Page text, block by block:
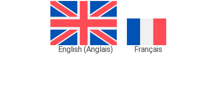
English(Anglais) Français